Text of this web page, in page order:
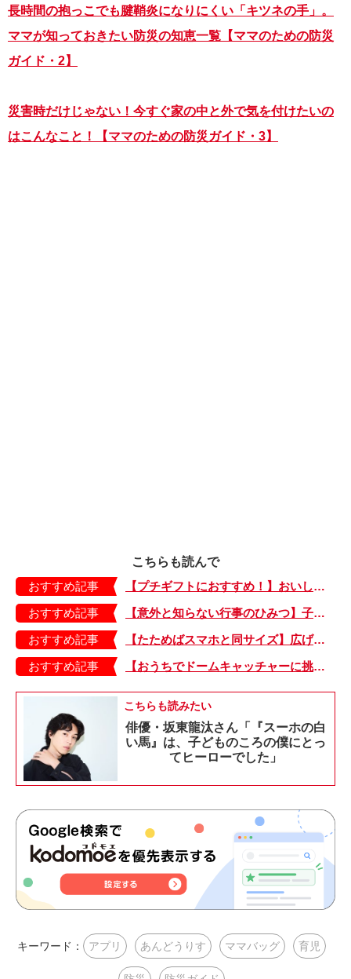
長時間の抱っこでも腱鞘炎になりにくい「キツネの手」。
ママが知っておきたい防災の知恵一覧【ママのための防災
ガイド・2】
災害時だけじゃない！今すぐ家の中と外で気を付けたいの
はこんなこと！【ママのための防災ガイド・3】
こちらも読んで
おすすめ記事
【プチギフトにおすすめ！】おいしいお茶でホッとひと息。箱がかわいい「ティーバッグ」
おすすめ記事
【意外と知らない行事のひみつ】子どもにはどう伝える？「お盆」って何だろう？
おすすめ記事
【たためばスマホと同サイズ】広げるとビビッドでジューシーな柄が目を引くコンパクトな「扇子」
おすすめ記事
【おうちでドームキャッチャーに挑戦だ】アンパンマン わくわくドームキャッチャー
こちらも読みたい
俳優・坂東龍汰さん「『スーホの白
い馬』は、子どものころの僕にとっ
てヒーローでした」
キーワード： アプリ あんどうりす ママバッグ 育児